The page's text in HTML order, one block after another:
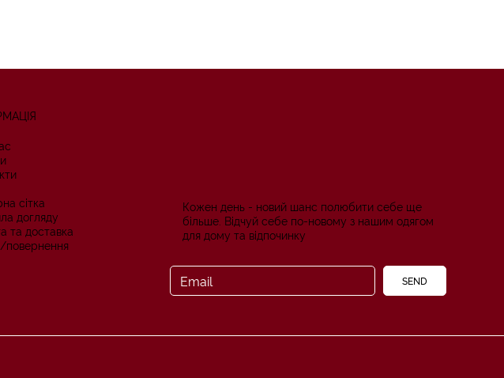
сітка
догляду
та доставка
повернення
Кожен день - новий шанс полюбити себе ще
більше. Відчуй себе по-новому з нашим одягом
для дому та відпочинку
SEND